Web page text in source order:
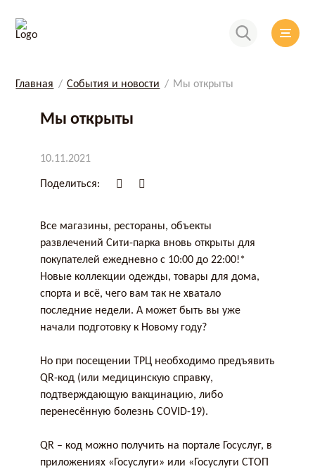
Главная События и новости Мы открыты
Мы открыты
10.11.2021
Поделиться:
Все магазины, рестораны, объекты
развлечений Сити-парка вновь открыты для
покупателей ежедневно с 10:00 до 22:00!*
Новые коллекции одежды, товары для дома,
спорта и всё, чего вам так не хватало
последние недели. А может быть вы уже
начали подготовку к Новому году?
Но при посещении ТРЦ необходимо предъявить
QR-код (или медицинскую справку,
подтверждающую вакцинацию, либо
перенесённую болезнь COVID-19).
QR – код можно получить на портале Госуслуг, в
приложениях «Госуслуги» или «Госуслуги СТОП